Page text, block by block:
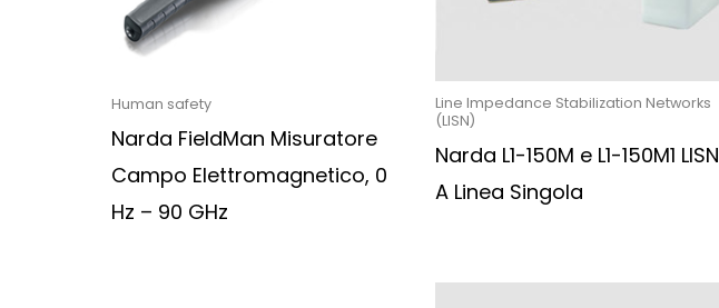
Human safety
Narda FieldMan Misuratore
Campo Elettromagnetico, 0
Hz – 90 GHz
Line Impedance Stabilization Networks
(LISN)
Narda L1-150M e L1-150M1 LISN
A Linea Singola